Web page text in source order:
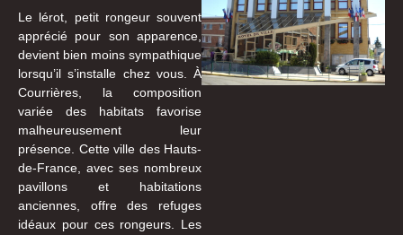
Le lérot, petit rongeur souvent
apprécié pour son apparence,
devient bien moins sympathique
lorsqu’il s’installe chez vous. À
Courrières, la composition
variée des habitats favorise
malheureusement leur
présence. Cette ville des Hauts-
de-France, avec ses nombreux
pavillons et habitations
anciennes, offre des refuges
idéaux pour ces rongeurs. Les